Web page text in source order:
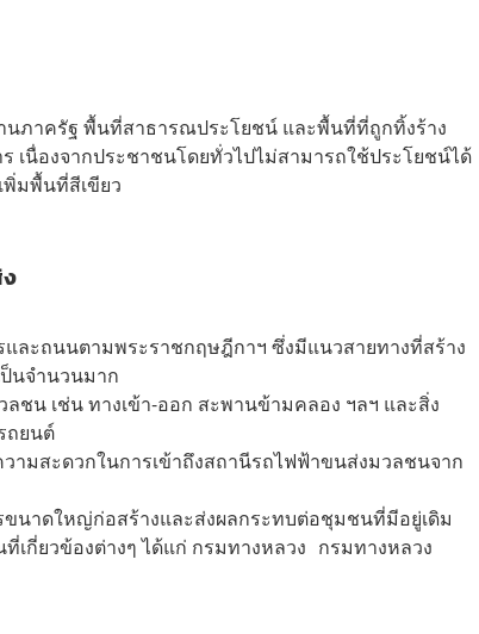
ภาครัฐ พื้นที่สาธารณประโยชน์ และพื้นที่ที่ถูกทิ้งร้าง
เนื่องจากประชาชนโดยทั่วไปไม่สามารถใช้ประโยชน์ได้
พิ่มพื้นที่สีเขียว
ละถนนตามพระราชกฤษฎีกาฯ ซึ่งมีแนวสายทางที่สร้าง
นจำนวนมาก
น เช่น ทางเข้า-ออก สะพานข้ามคลอง ฯลฯ และสิ่ง
ถยนต์
ามสะดวกในการเข้าถึงสถานีรถไฟฟ้าขนส่งมวลชนจาก
นาดใหญ่ก่อสร้างและส่งผลกระทบต่อชุมชนที่มีอยู่เดิม
กี่ยวข้องต่างๆ ได้แก่ กรมทางหลวง กรมทางหลวง